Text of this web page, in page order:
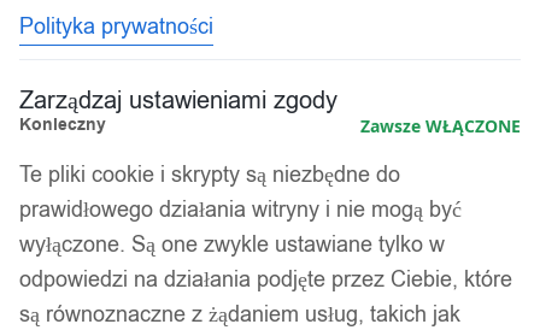
Polityka prywatności
Zarządzaj ustawieniami zgody
Konieczny Zawsze WŁĄCZONE
Te pliki cookie i skrypty są niezbędne do
prawidłowego działania witryny i nie mogą być
wyłączone. Są one zwykle ustawiane tylko w
odpowiedzi na działania podjęte przez Ciebie, które
są równoznaczne z żądaniem usług, takich jak